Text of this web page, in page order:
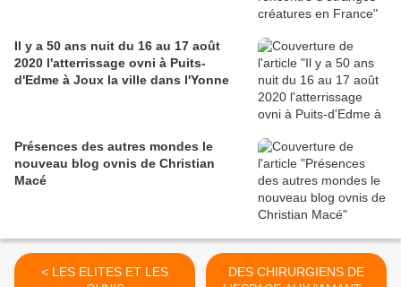
Il y a 50 ans nuit du 16 au 17 août
2020 l'atterrissage ovni à Puits-
d'Edme à Joux la ville dans l'Yonne
Présences des autres mondes le
nouveau blog ovnis de Christian
Macé
< LES ELITES ET LES
DES CHIRURGIENS DE